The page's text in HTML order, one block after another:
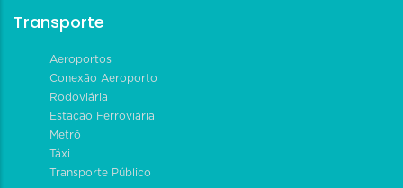
Transporte
Aeroportos
Conexão Aeroporto
Rodoviária
Estação Ferroviária
Metrô
Táxi
Transporte Público